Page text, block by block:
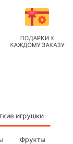
ПОДАРКИ К
КАЖДОМУ ЗАКАЗУ
игрушки
Фрукты